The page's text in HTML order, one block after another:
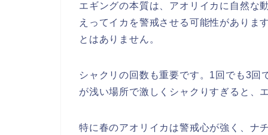
エギングの本質は、アオリイカに自然な
えってイカを警戒させる可能性がありま
とはありません。
シャクリの回数も重要です。1回でも3回
が浅い場所で激しくシャクりすぎると、
特に春のアオリイカは警戒心が強く、ナ